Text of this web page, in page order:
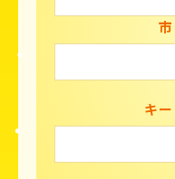
キ